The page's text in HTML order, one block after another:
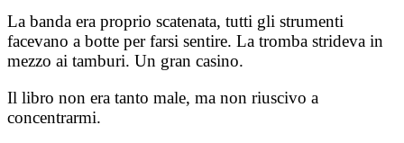
La banda era proprio scatenata, tutti gli strumenti
facevano a botte per farsi sentire. La tromba strideva in
mezzo ai tamburi. Un gran casino.
Il libro non era tanto male, ma non riuscivo a
concentrarmi.